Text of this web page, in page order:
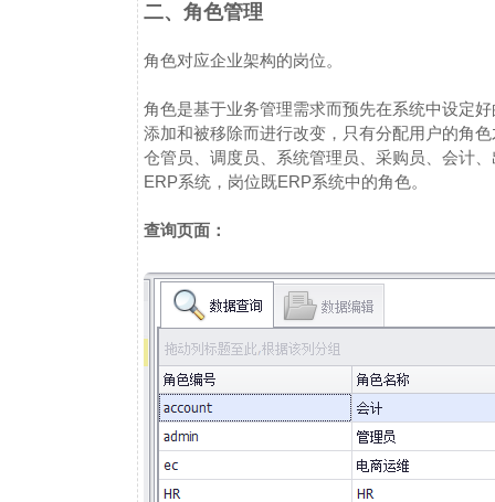
二、角色管理
角色对应企业架构的岗位。
角色是基于业务管理需求而预先在系统中设定
添加和被移除而进行改变，只有分配用户的角
仓管员、调度员、系统管理员、采购员、会计
ERP系统，岗位既ERP系统中的角色。
查询页面：